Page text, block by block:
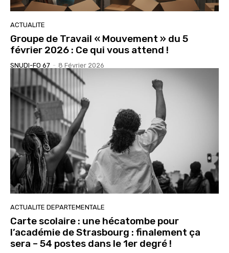
ACTUALITE
Groupe de Travail « Mouvement » du 5
février 2026 : Ce qui vous attend !
SNUDI-FO 67 - 8 Février 2026
ACTUALITE DEPARTEMENTALE
Carte scolaire : une hécatombe pour
l’académie de Strasbourg : finalement ça
sera – 54 postes dans le 1er degré !